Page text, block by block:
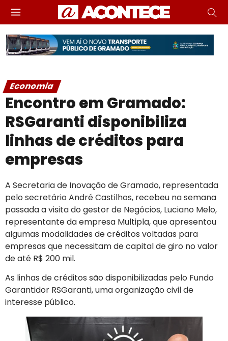
Economia
Encontro em Gramado:
RSGaranti disponibiliza
linhas de créditos para
empresas
A Secretaria de Inovação de Gramado, representada
pelo secretário André Castilhos, recebeu na semana
passada a visita do gestor de Negócios, Luciano Melo,
representante da empresa Multipla, que apresentou
algumas modalidades de créditos voltadas para
empresas que necessitam de capital de giro no valor
de até R$ 200 mil.
As linhas de créditos são disponibilizadas pelo Fundo
Garantidor RSGaranti, uma organização civil de
interesse público.